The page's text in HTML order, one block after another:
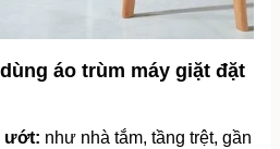
áo trùm máy giặt đặt
ướt: như nhà tắm, tầng trệt, gần